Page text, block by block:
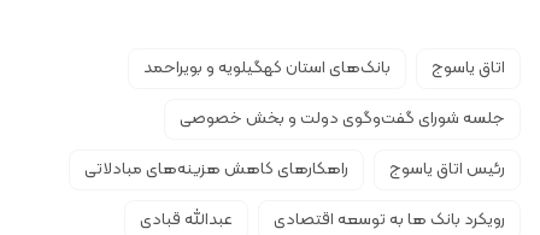
اتاق یاسوج
بانک‌های استان کهگیلویه و بویراحمد
جلسه شورای گفت‌وگوی دولت و بخش خصوصی
رئیس اتاق یاسوج
راهکارهای کاهش هزینه‌های مبادلاتی
رویکرد بانک ها به توسعه اقتصادی
عبدالله قبادی